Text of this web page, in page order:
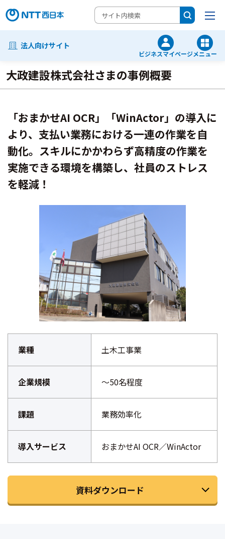
法人向けサイト
ビジネスマイページメニュー
大政建設株式会社さまの事例概要
「おまかせAI OCR」「WinActor」の導入に
より、支払い業務における一連の作業を自
動化。スキルにかかわらず高精度の作業を
実施できる環境を構築し、社員のストレス
を軽減！
業種 土木工事業
企業規模 〜50名程度
課題 業務効率化
導入サービス おまかせAI OCR／WinActor
資料ダウンロード